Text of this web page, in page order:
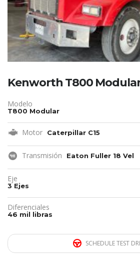
Kenworth T800
Modelo
T800 Modular
Motor Caterpillar C15
Transmisión Eaton Fuller 18 Vel
Eje
3 Ejes
Diferenciales
46 mil libras
SCHEDULE TEST